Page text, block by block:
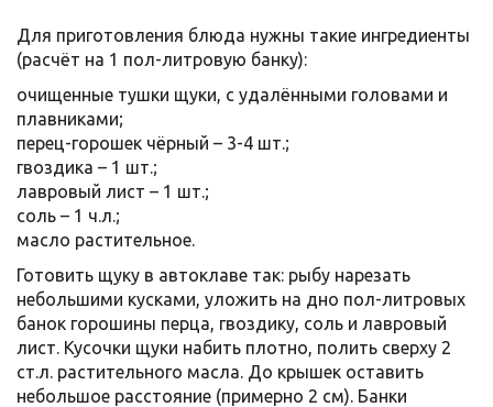
Для приготовления блюда нужны такие ингредиенты
(расчёт на 1 пол-литровую банку):
очищенные тушки щуки, с удалёнными головами и
плавниками;
перец-горошек чёрный – 3-4 шт.;
гвоздика – 1 шт.;
лавровый лист – 1 шт.;
соль – 1 ч.л.;
масло растительное.
Готовить щуку в автоклаве так: рыбу нарезать
небольшими кусками, уложить на дно пол-литровых
банок горошины перца, гвоздику, соль и лавровый
лист. Кусочки щуки набить плотно, полить сверху 2
ст.л. растительного масла. До крышек оставить
небольшое расстояние (примерно 2 см). Банки